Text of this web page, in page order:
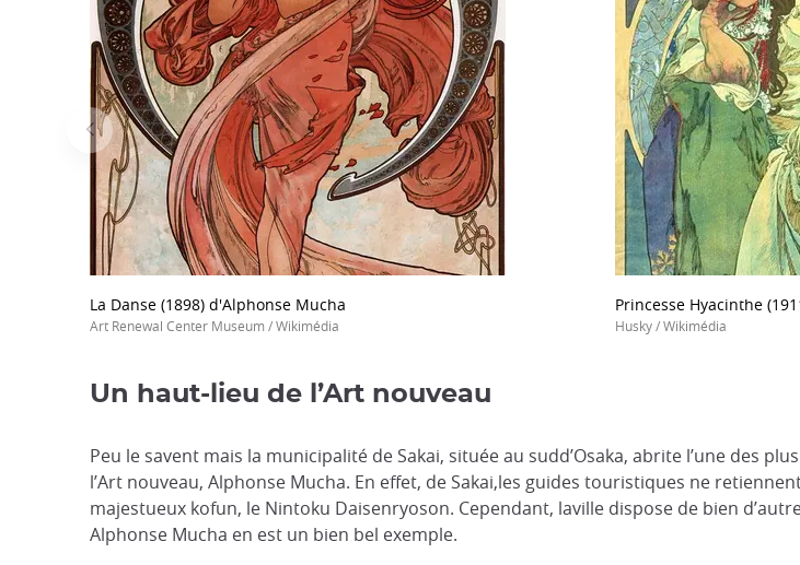
La Danse (1898) d'Alphonse Mucha
Art Renewal Center Museum / Wikimédia
Princesse Hyacinthe
Husky / Wikimédia
Un haut-lieu de l’Art nouveau
Peu le savent mais la municipalité de Sakai, située au sudd’Osaka, abrite l’une des
l’Art nouveau, Alphonse Mucha. En effet, de Sakai,les guides touristiques ne
majestueux kofun, le Nintoku Daisenryoson. Cependant, laville dispose de bien
Alphonse Mucha en est un bien bel exemple.